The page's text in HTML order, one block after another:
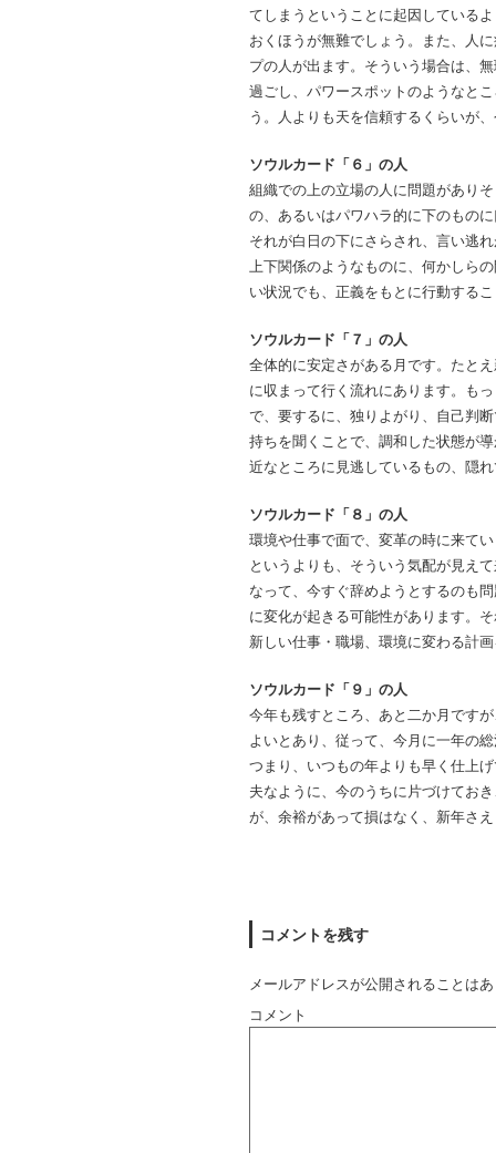
てしまうということに起因している
おくほうが無難でしょう。また、人
プの人が出ます。そういう場合は、
過ごし、パワースポットのようなと
う。人よりも天を信頼するくらいが
ソウルカード「６」の人
組織での上の立場の人に問題があり
の、あるいはパワハラ的に下のもの
それが白日の下にさらされ、言い逃
上下関係のようなものに、何かしら
い状況でも、正義をもとに行動する
ソウルカード「７」の人
全体的に安定さがある月です。たと
に収まって行く流れにあります。も
で、要するに、独りよがり、自己判
持ちを聞くことで、調和した状態が
近なところに見逃しているもの、隠
ソウルカード「８」の人
環境や仕事で面で、変革の時に来て
というよりも、そういう気配が見え
なって、今すぐ辞めようとするのも
に変化が起きる可能性があります。
新しい仕事・職場、環境に変わる計
ソウルカード「９」の人
今年も残すところ、あと二か月です
よいとあり、従って、今月に一年の
つまり、いつもの年よりも早く仕上
夫なように、今のうちに片づけてお
が、余裕があって損はなく、新年さ
コメントを残す
メールアドレスが公開されることは
コメント